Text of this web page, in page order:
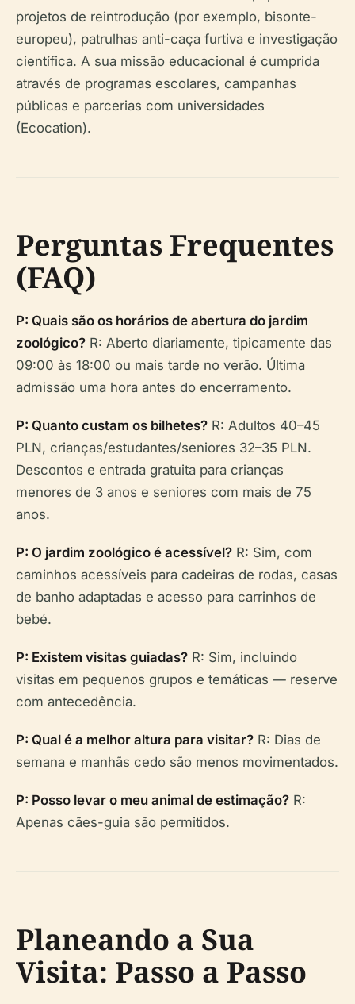
projetos de reintrodução (por exemplo, bisonte-
europeu), patrulhas anti-caça furtiva e investigação
científica. A sua missão educacional é cumprida
através de programas escolares, campanhas
públicas e parcerias com universidades
(Ecocation).
Perguntas Frequentes
(FAQ)
P: Quais são os horários de abertura do jardim
zoológico? R: Aberto diariamente, tipicamente das
09:00 às 18:00 ou mais tarde no verão. Última
admissão uma hora antes do encerramento.
P: Quanto custam os bilhetes? R: Adultos 40–45
PLN, crianças/estudantes/seniores 32–35 PLN.
Descontos e entrada gratuita para crianças
menores de 3 anos e seniores com mais de 75
anos.
P: O jardim zoológico é acessível? R: Sim, com
caminhos acessíveis para cadeiras de rodas, casas
de banho adaptadas e acesso para carrinhos de
bebé.
P: Existem visitas guiadas? R: Sim, incluindo
visitas em pequenos grupos e temáticas — reserve
com antecedência.
P: Qual é a melhor altura para visitar? R: Dias de
semana e manhãs cedo são menos movimentados.
P: Posso levar o meu animal de estimação? R:
Apenas cães-guia são permitidos.
Planeando a Sua
Visita: Passo a Passo